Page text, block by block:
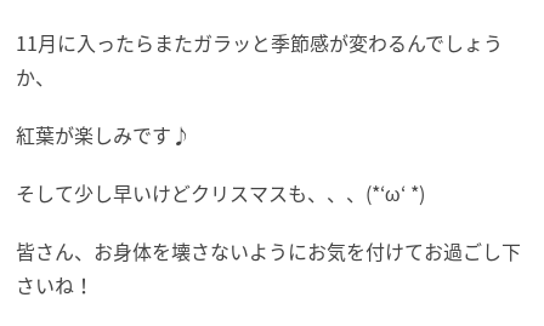
11月に入ったらまたガラッと季節感が変わるんでしょう
か、
紅葉が楽しみです♪
そして少し早いけどクリスマスも、、、(*‘ω‘ *)
皆さん、お身体を壊さないようにお気を付けてお過ごし下
さいね！